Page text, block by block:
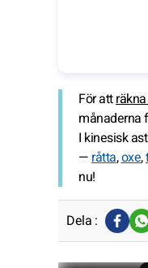
För att
månaderna
I kinesisk
—råtta,oxe,
nu!
Dela :